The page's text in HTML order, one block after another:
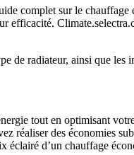
complet sur le
efficacité.
de radiateur, ainsi que
tout en optimisant
réaliser des économies
éclairé d’un chauffage